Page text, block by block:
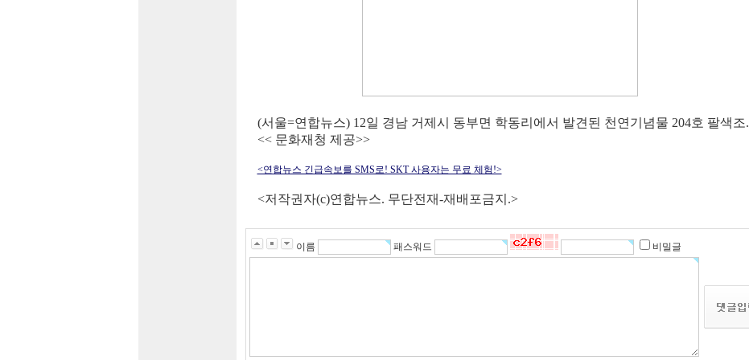
(서울=연합뉴스) 12일 경남 거제시 동부면 학동리에서 발견된 천연기념물 204호 팔색조.
<< 문화재청 제공>>
<연합뉴스 긴급속보를 SMS로! SKT 사용자는 무료 체험!>
<저작권자(c)연합뉴스. 무단전재-재배포금지.>
이름 패스워드 비밀글